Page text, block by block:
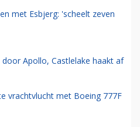
met Esbjerg: 'scheelt zeven
Apollo, Castlelake haakt af
vrachtvlucht met Boeing 777F